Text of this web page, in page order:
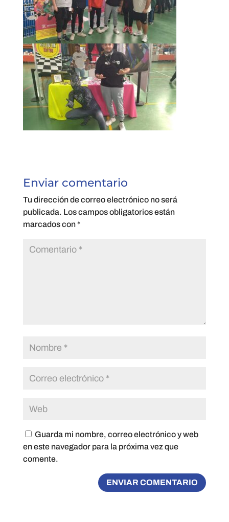
Enviar comentario
Tu dirección de correo electrónico no será
publicada. Los campos obligatorios están
marcados con*
Guarda mi nombre, correo electrónico y web
en este navegador para la próxima vez que
comente.